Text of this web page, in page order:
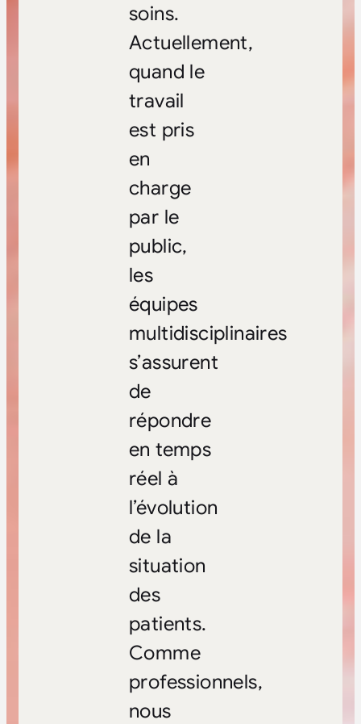
soins.
Actuellement,
quand le
travail
est pris
en
charge
par le
public,
les
équipes
multidisciplinaires
s’assurent
de
répondre
en temps
réel à
l’évolution
de la
situation
des
patients.
Comme
professionnels,
nous